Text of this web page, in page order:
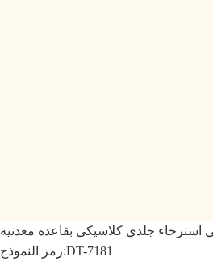
استرخاء جلدي كلاسيكي بقاعدة معدنية
رمز النموذج:DT-7181